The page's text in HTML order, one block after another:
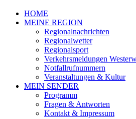
HOME
MEINE REGION
Regionalnachrichten
Regionalwetter
Regionalsport
Verkehrsmeldungen
Notfallrufnummern
Veranstaltungen & Kultur
MEIN SENDER
Programm
Fragen & Antworten
Kontakt & Impressum